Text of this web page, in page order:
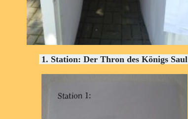
1. Station: Der Thron des Königs Saul